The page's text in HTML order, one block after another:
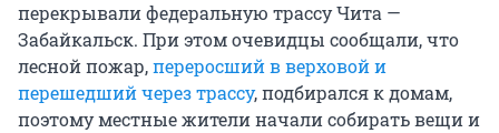
перекрывали федеральную трассу Чита —
Забайкальск. При этом очевидцы сообщали, что
лесной пожар,переросший в верховой и
перешедший через трассу, подбирался к домам,
поэтому местные жители начали собирать вещи и